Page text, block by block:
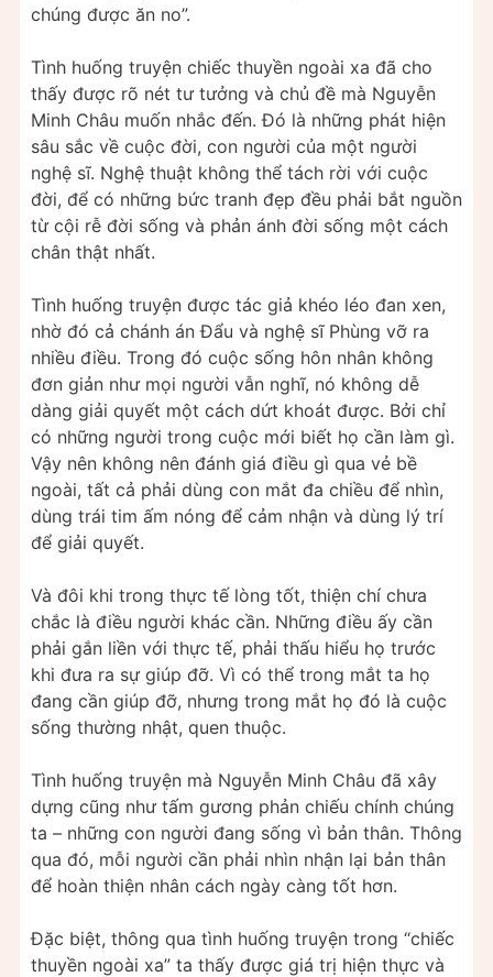
chúng được ăn no”.
Tình huống truyện chiếc thuyền ngoài xa đã cho
thấy được rõ nét tư tưởng và chủ đề mà Nguyễn
Minh Châu muốn nhắc đến. Đó là những phát hiện
sâu sắc về cuộc đời, con người của một người
nghệ sĩ. Nghệ thuật không thể tách rời với cuộc
đời, để có những bức tranh đẹp đều phải bắt nguồn
từ cội rễ đời sống và phản ánh đời sống một cách
chân thật nhất.
Tình huống truyện được tác giả khéo léo đan xen,
nhờ đó cả chánh án Đẩu và nghệ sĩ Phùng vỡ ra
nhiều điều. Trong đó cuộc sống hôn nhân không
đơn giản như mọi người vẫn nghĩ, nó không dễ
dàng giải quyết một cách dứt khoát được. Bởi chỉ
có những người trong cuộc mới biết họ cần làm gì.
Vậy nên không nên đánh giá điều gì qua vẻ bề
ngoài, tất cả phải dùng con mắt đa chiều để nhìn,
dùng trái tim ấm nóng để cảm nhận và dùng lý trí
để giải quyết.
Và đôi khi trong thực tế lòng tốt, thiện chí chưa
chắc là điều người khác cần. Những điều ấy cần
phải gắn liền với thực tế, phải thấu hiểu họ trước
khi đưa ra sự giúp đỡ. Vì có thể trong mắt ta họ
đang cần giúp đỡ, nhưng trong mắt họ đó là cuộc
sống thường nhật, quen thuộc.
Tình huống truyện mà Nguyễn Minh Châu đã xây
dựng cũng như tấm gương phản chiếu chính chúng
ta – những con người đang sống vì bản thân. Thông
qua đó, mỗi người cần phải nhìn nhận lại bản thân
để hoàn thiện nhân cách ngày càng tốt hơn.
Đặc biệt, thông qua tình huống truyện trong “chiếc
thuyền ngoài xa” ta thấy được giá trị hiện thực và